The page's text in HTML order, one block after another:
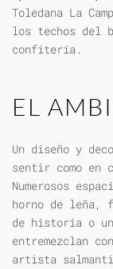
Toledana La
los techos del
confitería.
EL
Un diseño y
sentir como en
Numerosos
horno de
de historia o
entremezclan
artista